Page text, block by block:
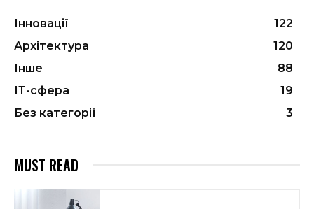
Інновації
122
Архітектура
120
Інше
88
ІТ-сфера
19
Без категорії
3
MUST READ